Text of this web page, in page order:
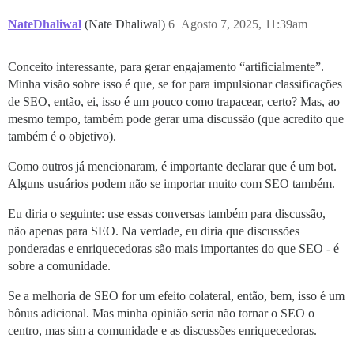
NateDhaliwal (Nate Dhaliwal) Agosto 7, 2025, 11:39am
6
Conceito interessante, para gerar engajamento “artificialmente”.
Minha visão sobre isso é que, se for para impulsionar classificações
de SEO, então, ei, isso é um pouco como trapacear, certo? Mas, ao
mesmo tempo, também pode gerar uma discussão (que acredito que
também é o objetivo).
Como outros já mencionaram, é importante declarar que é um bot.
Alguns usuários podem não se importar muito com SEO também.
Eu diria o seguinte: use essas conversas também para discussão,
não apenas para SEO. Na verdade, eu diria que discussões
ponderadas e enriquecedoras são mais importantes do que SEO - é
sobre a comunidade.
Se a melhoria de SEO for um efeito colateral, então, bem, isso é um
bônus adicional. Mas minha opinião seria não tornar o SEO o
centro, mas sim a comunidade e as discussões enriquecedoras.